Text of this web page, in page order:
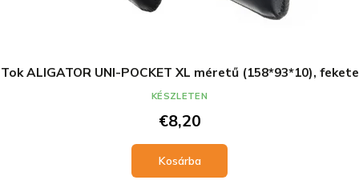
Tok ALIGATOR UNI-POCKET XL méretű (158*93*10), fekete
€8,20
Kosárba
KÉSZLETEN